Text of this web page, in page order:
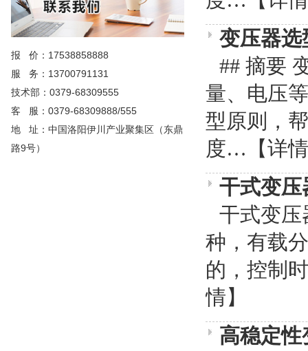
报 价：17538858888
服 务：13700791131
技术部：0379-68309555
客 服：0379-68309888/555
地 址：中国洛阳伊川产业聚集区（东鼎
路9号）
变压器选
## 摘要
量、电压
型原则，
度… 【详
干式变压
干式变压
种，有载
的，控制
情】
高稳定性